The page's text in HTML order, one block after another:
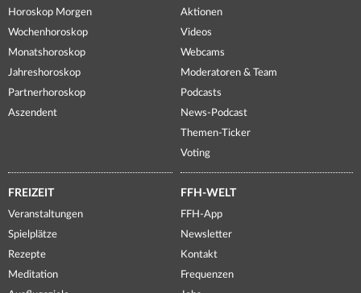
Horoskop Morgen
Wochenhoroskop
Monatshoroskop
Jahreshoroskop
Partnerhoroskop
Aszendent
Aktionen
Videos
Webcams
Moderatoren & Team
Podcasts
News-Podcast
Themen-Ticker
Voting
FREIZEIT
Veranstaltungen
Spielplätze
Rezepte
Meditation
FFH-WELT
FFH-App
Newsletter
Kontakt
Frequenzen